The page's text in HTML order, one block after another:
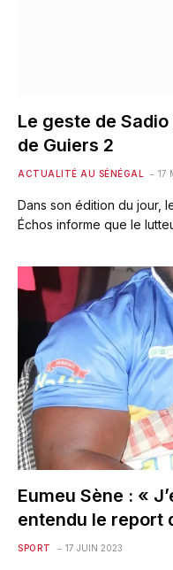
Le geste de
de Guiers 2
ACTUALITÉ AU SÉNÉGAL 17
Dans son édition du jour,
Échos informe que le
Eumeu Sène : «
entendu le report
SPORT 17 JUIN 2023